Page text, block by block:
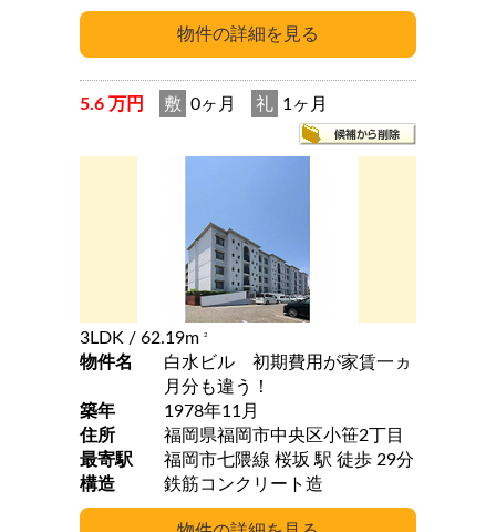
5.6 万円 敷 0ヶ月 礼 1ヶ月
3LDK / 62.19m 2
物件名
白水ビル 初期費用が家賃一ヵ
月分も違う！
築年
1978年11月
住所
福岡県福岡市中央区小笹2丁目
最寄駅
福岡市七隈線 桜坂 駅 徒歩 29分
構造
鉄筋コンクリート造